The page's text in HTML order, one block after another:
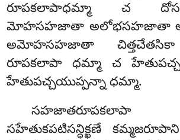
రూపకలాపాధమ్మా చ
మోహసహజాతా అలోభసహజాతా
అమోహసహజాతా
రూపకలాపా ధమ్మా చ
హేతుపచ్చయుప్పన్నా ధమ్మా.
సహేతుకపటిసన్ధిక్ఖణే